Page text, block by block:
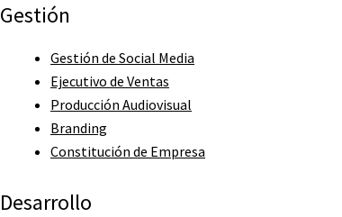
Gestión
Gestión de Social Media
Ejecutivo de Ventas
Producción Audiovisual
Branding
Constitución de Empresa
Desarrollo